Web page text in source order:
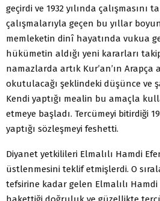
geçirdi ve 1932 yılında çalışmasını
çalışmalarıyla geçen bu yıllar
memleketin dinî hayatında vukua
hükümetin aldığı yeni kararları
namazlarda artık Kur’an’ın Arapça
okutulacağı şeklindeki düşünce ve
Kendi yaptığı mealin bu amaçla
etmeye başladı. Tercümeyi bitirdiği
yaptığı sözleşmeyi feshetti.
Diyanet yetkilileri Elmalılı Hamdi
üstlenmesini teklif etmişlerdi. O
tefsirine kadar gelen Elmalılı Hamdi